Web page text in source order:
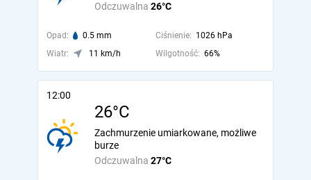
Odczuwalna 26°C
Opad: 0.5 mm Ciśnienie: 1026 hPa
Wiatr:
11 km/h Wilgotność: 66%
12:00
26°C
Odczuwalna 27°C
Zachmurzenie umiarkowane, możliwe
burze